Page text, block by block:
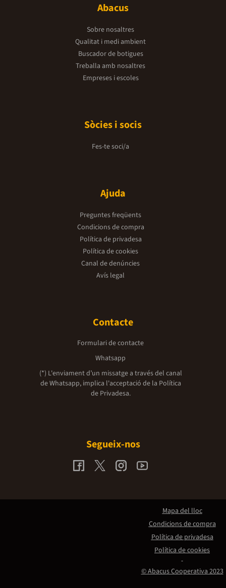
Abacus
Sobre nosaltres
Qualitat i medi ambient
Buscador de botigues
Treballa amb nosaltres
Empreses i escoles
Sòcies i socis
Fes-te soci/a
Ajuda
Preguntes freqüents
Condicions de compra
Política de privadesa
Política de cookies
Canal de denúncies
Avís legal
Contacte
Formulari de contacte
Whatsapp
(*) L'enviament d’un missatge a través del canal
de Whatsapp, implica l'acceptació de la Política
de Privadesa.
Segueix-nos
© Abacus Cooperativa 2023
Mapa del lloc
Condicions de compra
Política de privadesa
Política de cookies